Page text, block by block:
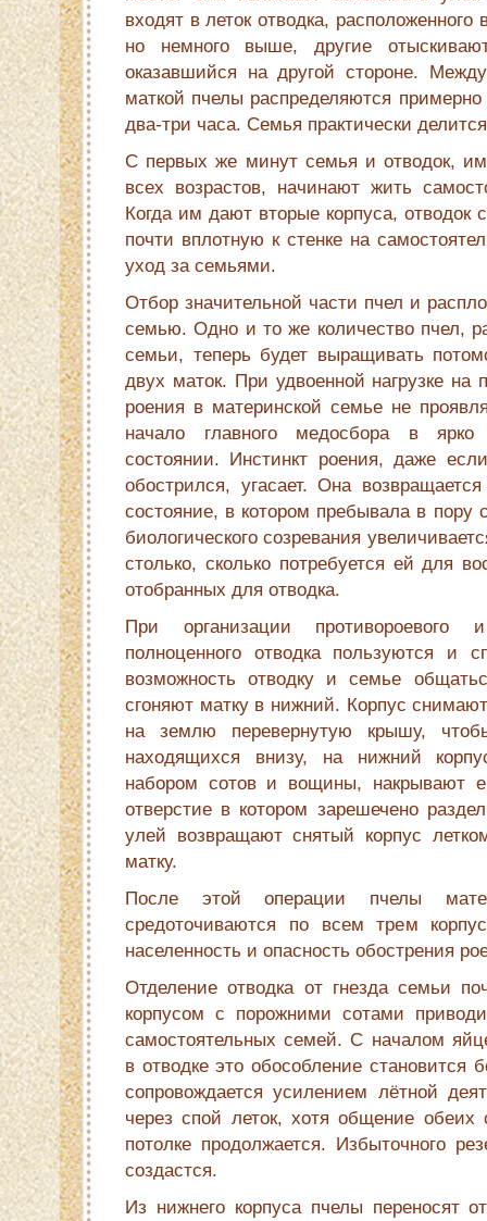
входят в леток отводка,
но немного выше, другие
оказавшийся на другой стороне.
маткой пчелы распределяются примерно
два-три часа. Семья практически
С первых же минут семья и отводок,
всех возрастов, начинают жить
Когда им дают вторые корпуса, отводок
почти вплотную к стенке на
уход за семьями.
Отбор значительной части пчел и
семью. Одно и то же количество пчел,
семьи, теперь будет выращивать
двух маток. При удвоенной нагрузке на
роения в материнской семье не
начало главного медосбора в
состоянии. Инстинкт роения, даже
обострился, угасает. Она
состояние, в котором пребывала в пору
биологического созревания
столько, сколько потребуется ей для
отобранных для отводка.
При организации противороевого
полноценного отводка пользуются и
возможность отводку и семье
сгоняют матку в нижний. Корпус
на землю перевернутую крышу,
находящихся внизу, на нижний
набором сотов и вощины, накрывают
отверстие в котором зарешечено
улей возвращают снятый корпус
матку.
После этой операции пчелы
средоточиваются по всем трем
населенность и опасность обострения
Отделение отводка от гнезда семьи
корпусом с порожними сотами
самостоятельных семей. С началом
в отводке это обособление становится
сопровождается усилением лётной
через спой леток, хотя общение обеих
потолке продолжается. Избыточного
создастся.
Из нижнего корпуса пчелы переносят